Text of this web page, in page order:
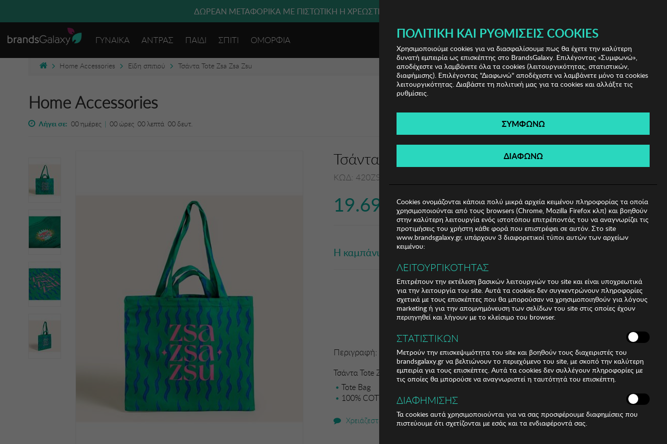
ΔΩΡΕΑΝ ΜΕΤΑΦΟΡΙΚΑ ΜΕ ΠΙΣΤΩΤΙΚΗ Ή ΧΡΕΩΣΤΙΚΗ ΚΑΡΤΑ, PAYPAL & IRIS!
ΓΥΝΑΙΚΑ ΑΝΤΡΑΣ ΠΑΙΔΙ ΣΠΙΤΙ ΟΜΟΡΦΙΑ (0)
Home Accessories Είδη σπιτιού Τσάντα Tote Zsa Zsa Zsu
Home Accessories
Λήγει σε: 00ημέρες | 00 ώρες 00λεπτά 00 δευτ.
Τσάντα Tote Zsa Zsa Zsu
ΚΩΔ: 420ZSU1127010
19.69€
Η καμπάνια έχει λήξει
Περιγραφή:
Τσάντα Tote Zsa Zsa Zsu
Tote Bag
100% COTTON
Χρειάζεστε βοήθεια;
ΠΟΛΙΤΙΚΉ ΚΑΙ ΡΥΘΜΊΣΕΙΣ COOKIES
Χρησιμοποιούμε cookies για να διασφαλίσουμε πως θα έχετε την καλύτερη
δυνατή εμπειρία ως επισκέπτης στο BrandsGalaxy. Επιλέγοντας «Συμφωνώ»,
αποδέχεστε να λαμβάνετε όλα τα cookies (λειτουργικότητας, στατιστικών,
διαφήμισης). Επιλέγοντας "Διαφωνώ" αποδέχεστε να λαμβάνετε μόνο τα cookies
λειτουργικότητας. Διαβάστε τη πολιτική μας για τα cookies και αλλάξτε τις
ρυθμίσεις.
ΣΥΜΦΩΝΩ
ΔΙΑΦΩΝΩ
Cookies ονομάζονται κάποια πολύ μικρά αρχεία κειμένου πληροφορίας τα οποία
χρησιμοποιούνται από τους browsers (Chrome, Mozilla Firefox κλπ) και βοηθούν
στην καλύτερη λειτουργία ενός ιστοτόπου επιτρέποντάς του να αναγνωρίζει τις
προτιμήσεις του χρήστη κάθε φορά που επιστρέφει σε αυτόν. Στο site
www.brandsgalaxy.gr, υπάρχουν 3 διαφορετικοί τύποι αυτών των αρχείων
κειμένου:
ΛΕΙΤΟΥΡΓΙΚΟΤΗΤΑΣ
Επιτρέπουν την εκτέλεση βασικών λειτουργιών του site και είναι υποχρεωτικά
για την λειτουργία του site. Αυτά τα cookies δεν συγκεντρώνουν πληροφορίες
σχετικά με τους επισκέπτες που θα μπορούσαν να χρησιμοποιηθούν για λόγους
marketing ή για την απομνημόνευση των σελίδων του site στις οποίες έχουν
περιηγηθεί και λήγουν με το κλείσιμο του browser.
ΣΤΑΤΙΣΤΙΚΩΝ
Μετρούν την επισκεψιμότητα του site και βοηθούν τους διαχειριστές του
brandsgalaxy.gr να βελτιώνουν το περιεχόμενο του site, με σκοπό την καλύτερη
εμπειρία για τους επισκέπτες. Αυτά τα cookies δεν συλλέγουν πληροφορίες με
τις οποίες θα μπορούσε να αναγνωριστεί η ταυτότητά του επισκέπτη.
ΔΙΑΦΗΜΙΣΗΣ
Τα cookies αυτά χρησιμοποιούνται για να σας προσφέρουμε διαφημίσεις που
πιστεύουμε ότι σχετίζονται με εσάς και τα ενδιαφέροντά σας.